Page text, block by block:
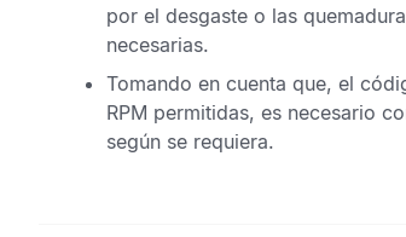
por el desgaste o las
necesarias.
Tomando en cuenta que, el
RPM permitidas, es necesario
según se requiera.